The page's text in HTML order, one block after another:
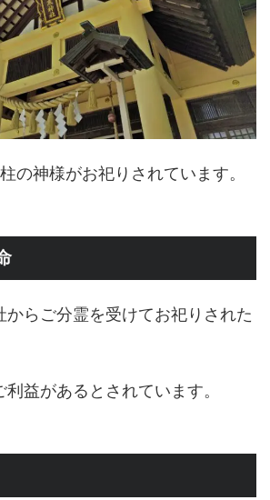
の神様がお祀りされています。
からご分霊を受けてお祀りされた
益があるとされています。